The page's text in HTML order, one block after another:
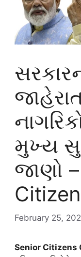
મુખ્ય
જાણો
February 25,
Senior Citizens